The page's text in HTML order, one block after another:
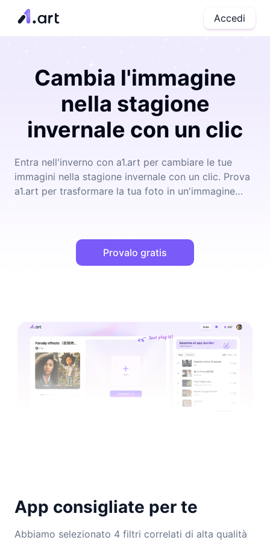
Accedi
Cambia l'immagine
nella stagione
invernale con un clic
Entra nell'inverno con a1.art per cambiare le tue
immagini nella stagione invernale con un clic. Prova
a1.art per trasformare la tua foto in un'immagine
Provalo gratis
App consigliate per te
Abbiamo selezionato 4 filtri correlati di alta qualità